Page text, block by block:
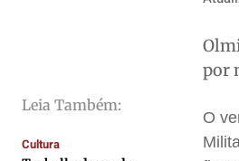
Colunas
Gustavo Bastos
Colunas
Gustavo Bastos
Colunas
Gustavo Bastos
Colunas
Gustavo Bastos
Leia Também:
Cultura
por
O